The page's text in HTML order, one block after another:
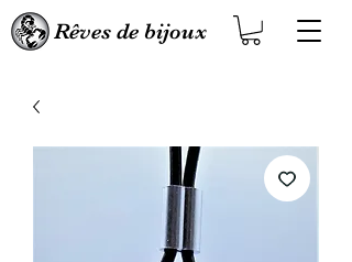
Rêves de bijoux